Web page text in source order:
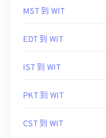
MST 到 WIT
EDT 到 WIT
IST 到 WIT
PKT 到 WIT
CST 到 WIT